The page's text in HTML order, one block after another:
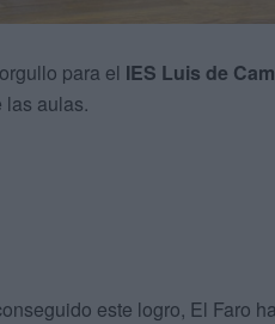
para el IES Luis de
las aulas.
este logro, El Faro